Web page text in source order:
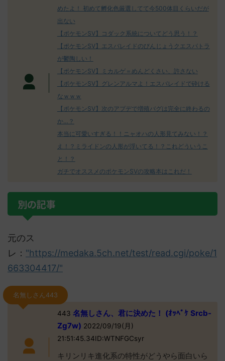
めたよ！ 初めて孵化色厳選してて今500体目くらいだが
出ない
【ポケモンSV】コダック系統についてどう思う！？
【ポケモンSV】エスバレイドのびんじょうクエスパトラ
が鬱陶しい！
【ポケモンSV】ミカルゲ＝めんどくさい、許さない
【ポケモンSV】グレンアルマよ！エスバレイドで砕ける
なｗｗｗ
【ポケモンSV】次のアプデで増殖バグは完全に終わるの
か…？
本当に可愛いすぎる！！ニャオハの人形見てみない！？
え！？ミライドンの人形が浮いてる！？これどういうこ
と！？
ガチでオススメのポケモンSVの攻略本はこれだ！
別の記事
元のス
レ： "https://medaka.5ch.net/test/read.cgi/poke/1
663304417/"
名無しさん443
443 名無しさん、君に決めた！ (ｵｯﾍﾟｹ Srcb-
Zg7w) 2022/09/19(月)
21:51:45.34ID:WTNFGCsyr
キリンリキ進化系の特性がどうやら面白いら